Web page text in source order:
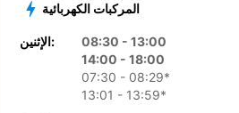
المركبات الكهربائية
الإثنين:
08:30 - 13:00
14:00 - 18:00
07:30 - 08:29*
13:01 - 13:59*